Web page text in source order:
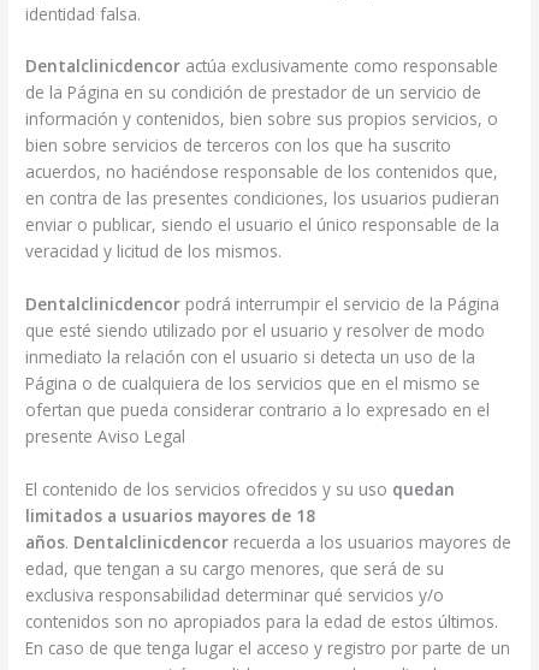
identidad falsa.
Dentalclinicdencor actúa exclusivamente como responsable
de la Página en su condición de prestador de un servicio de
información y contenidos, bien sobre sus propios servicios, o
bien sobre servicios de terceros con los que ha suscrito
acuerdos, no haciéndose responsable de los contenidos que,
en contra de las presentes condiciones, los usuarios pudieran
enviar o publicar, siendo el usuario el único responsable de la
veracidad y licitud de los mismos.
Dentalclinicdencor podrá interrumpir el servicio de la Página
que esté siendo utilizado por el usuario y resolver de modo
inmediato la relación con el usuario si detecta un uso de la
Página o de cualquiera de los servicios que en el mismo se
ofertan que pueda considerar contrario a lo expresado en el
presente Aviso Legal
El contenido de los servicios ofrecidos y su uso quedan
limitados a usuarios mayores de 18
años. Dentalclinicdencor recuerda a los usuarios mayores de
edad, que tengan a su cargo menores, que será de su
exclusiva responsabilidad determinar qué servicios y/o
contenidos son no apropiados para la edad de estos últimos.
En caso de que tenga lugar el acceso y registro por parte de un